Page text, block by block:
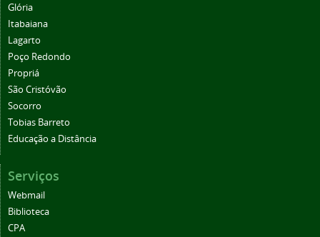
Glória
Itabaiana
Lagarto
Poço Redondo
Propriá
São Cristóvão
Socorro
Tobias Barreto
Educação a Distância
Serviços
Webmail
Biblioteca
CPA